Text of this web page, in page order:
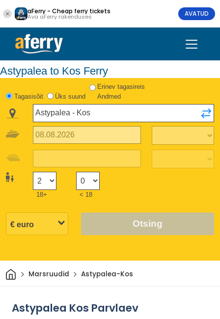
aFerry - Cheap ferry tickets
Ava aFerry rakenduses AVATUD
Astypalea to Kos Ferry
Tagasisõit Üks suund
Erinev tagasireis
Andmed
18+ < 18
Otsing
Avaleht
Marsruudid Astypalea-Kos
Astypalea Kos Parvlaev